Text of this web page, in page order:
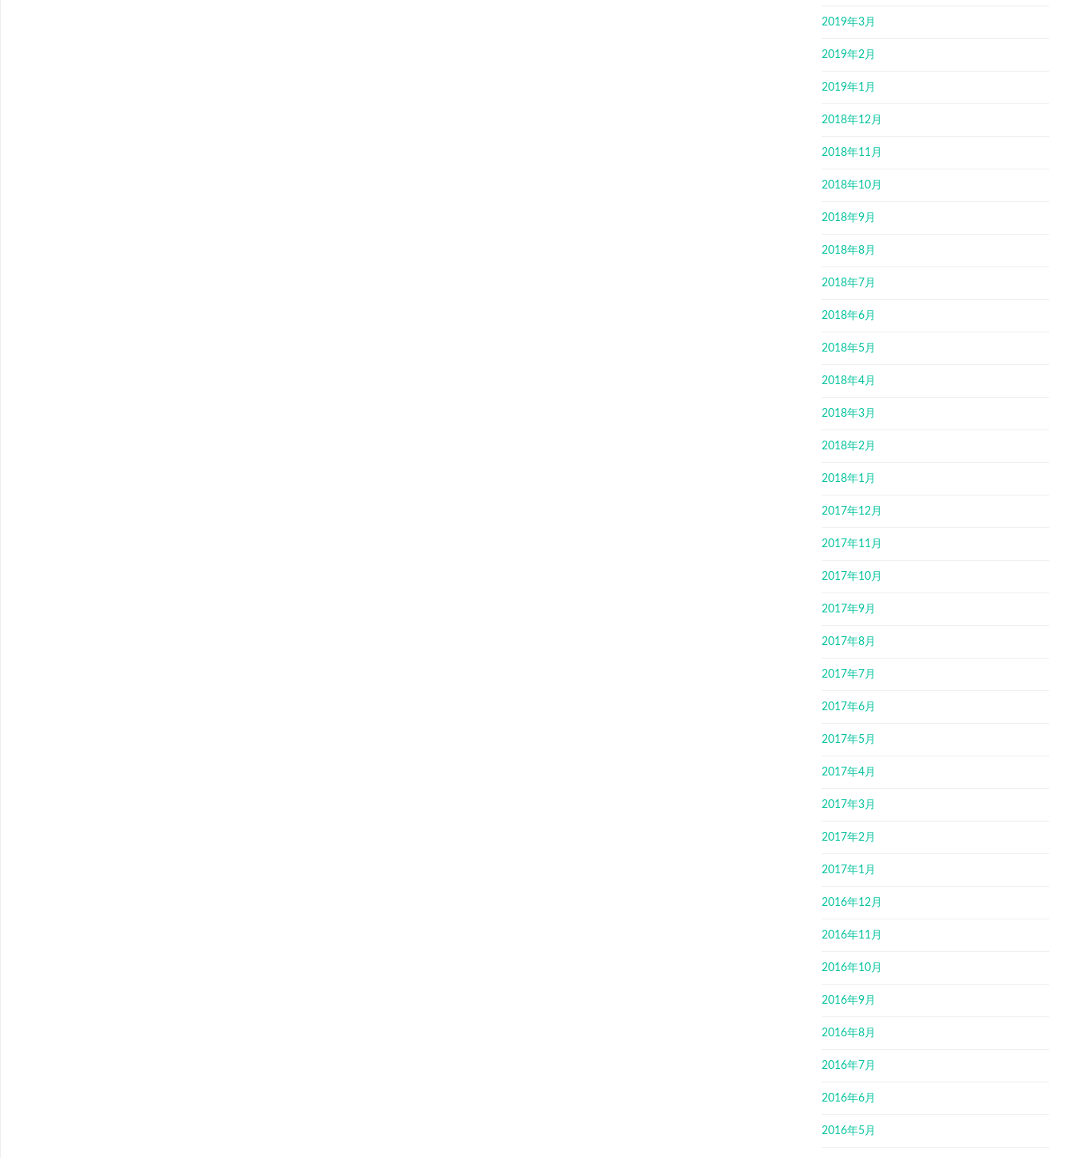
2019年3月
2019年2月
2019年1月
2018年12月
2018年11月
2018年10月
2018年9月
2018年8月
2018年7月
2018年6月
2018年5月
2018年4月
2018年3月
2018年2月
2018年1月
2017年12月
2017年11月
2017年10月
2017年9月
2017年8月
2017年7月
2017年6月
2017年5月
2017年4月
2017年3月
2017年2月
2017年1月
2016年12月
2016年11月
2016年10月
2016年9月
2016年8月
2016年7月
2016年6月
2016年5月